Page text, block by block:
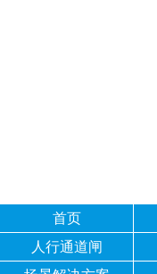
首页
人行通道闸